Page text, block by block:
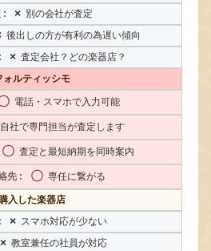
× 別の会社が査定
後出しの方が有利の為遅い傾向
× 査定会社？どの楽器店？
ォルティッシモ
電話・スマホで入力可能
自社で専門担当が査定します
〇 査定と最短納期を同時案内
〇 専任に繋がる
購入した楽器店
× スマホ対応が少ない
× 教室兼任の社員が対応